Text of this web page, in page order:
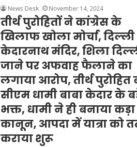
News Desk November 14, 2024
तीर्थ पुरोहितों ने कांग्रेस के
खिलाफ खोला मोर्चा,
केदारनाथ मंदिर, शिला
जाने पर अफवाह फैलाने का
लगाया आरोप, तीर्थ पुरोहित
सीएम धामी बाबा केदार के
भक्त, धामी ने ही बनाया कड़ा
कानून, आपदा में यात्रा को
कराया शुरू